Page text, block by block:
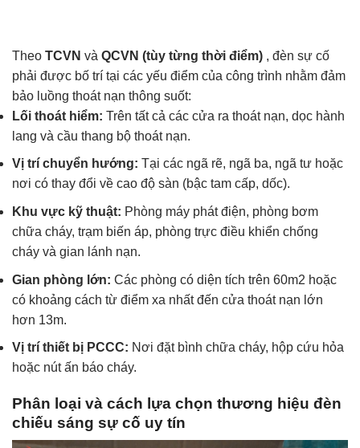
Theo TCVN và QCVN (tùy từng thời điểm) , đèn sự cố
phải được bố trí tại các yếu điểm của công trình nhằm đảm
bảo luồng thoát nạn thông suốt:
Lối thoát hiểm: Trên tất cả các cửa ra thoát nạn, dọc hành
lang và cầu thang bộ thoát nạn.
Vị trí chuyển hướng: Tại các ngã rẽ, ngã ba, ngã tư hoặc
nơi có thay đổi về cao độ sàn (bậc tam cấp, dốc).
Khu vực kỹ thuật: Phòng máy phát điện, phòng bơm
chữa cháy, trạm biến áp, phòng trực điều khiển chống
cháy và gian lánh nạn.
Gian phòng lớn: Các phòng có diện tích trên 60m2 hoặc
có khoảng cách từ điểm xa nhất đến cửa thoát nạn lớn
hơn 13m.
Vị trí thiết bị PCCC: Nơi đặt bình chữa cháy, hộp cứu hỏa
hoặc nút ấn báo cháy.
Phân loại và cách lựa chọn thương hiệu đèn
chiếu sáng sự cố uy tín